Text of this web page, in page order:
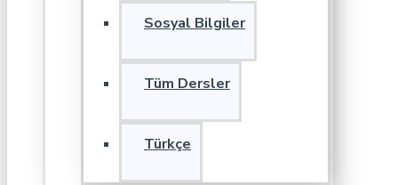
Sosyal Bilgiler
Tüm Dersler
Türkçe